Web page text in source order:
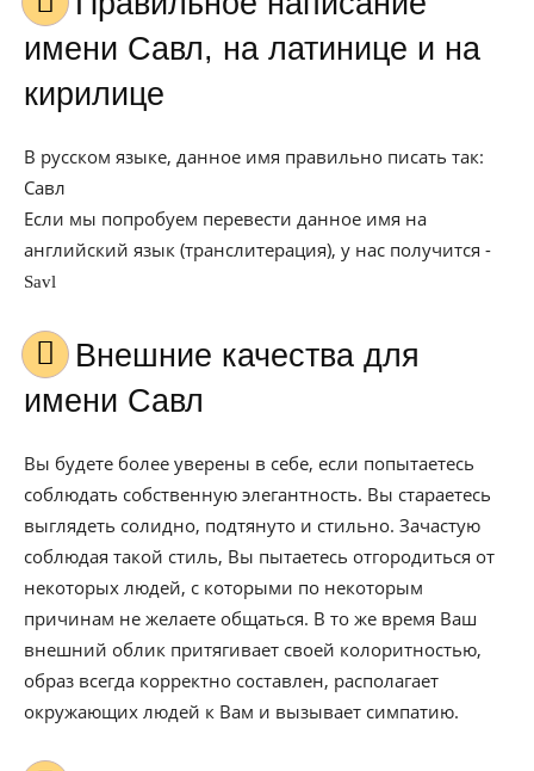
имени Савл, на латинице и на
кирилице
В русском языке, данное имя правильно писать так:
Савл
Если мы попробуем перевести данное имя на
английский язык (транслитерация), у нас получится -
Savl
Внешние качества для
имени Савл
Вы будете более уверены в себе, если попытаетесь
соблюдать собственную элегантность. Вы стараетесь
выглядеть солидно, подтянуто и стильно. Зачастую
соблюдая такой стиль, Вы пытаетесь отгородиться от
некоторых людей, с которыми по некоторым
причинам не желаете общаться. В то же время Ваш
внешний облик притягивает своей колоритностью,
образ всегда корректно составлен, располагает
окружающих людей к Вам и вызывает симпатию.